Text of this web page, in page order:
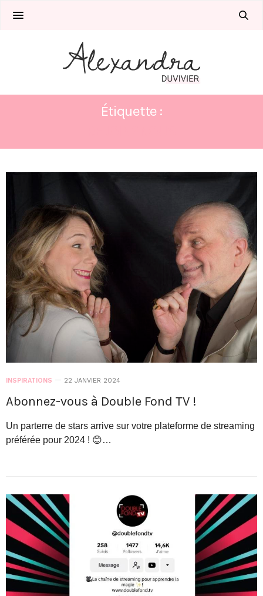
Étiquette :
INSPIRATIONS 22 JANVIER 2024
Abonnez-vous à Double Fond TV !
Un parterre de stars arrive sur votre plateforme de streaming
préférée pour 2024 ! 😊…